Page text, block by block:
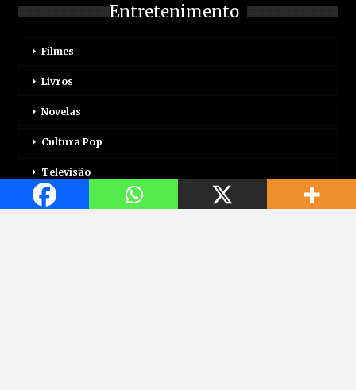
Entretenimento
Filmes
Livros
Novelas
Cultura Pop
Televisão
Mais